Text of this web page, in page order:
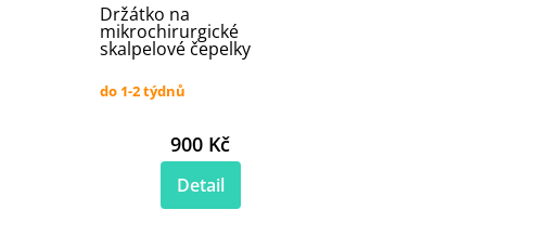
Držátko na
mikrochirurgické
skalpelové čepelky
do 1-2 týdnů
900 Kč
Detail